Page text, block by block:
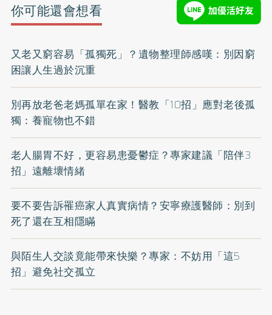
你可能還會想看
又老又窮容易「孤獨死」？遺物整理師感嘆：別因窮
困讓人生過於沉重
別再放老爸老媽孤單在家！醫教「10招」應對老後孤
獨：養寵物也不錯
老人腸胃不好，更容易患憂鬱症？專家建議「陪伴3
招」遠離壞情緒
要不要告訴罹癌家人真實病情？安寧療護醫師：別到
死了還在互相隱瞞
與陌生人交談竟能帶來快樂？專家：不妨用「這5
招」避免社交孤立